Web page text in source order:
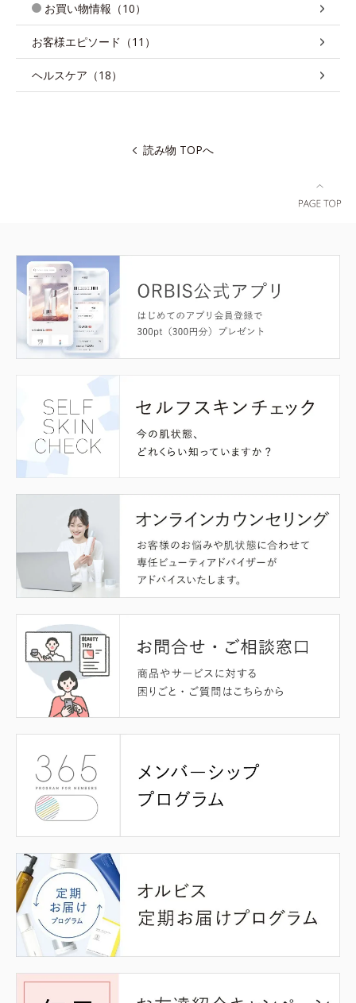
お買い物情報（10）
お客様エピソード（11）
ヘルスケア（18）
読み物 TOPへ